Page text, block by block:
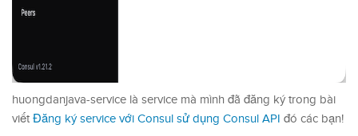
huongdanjava-service là service mà mình đã đăng ký trong bài
viết Đăng ký service với Consul sử dụng Consul API đó các bạn!